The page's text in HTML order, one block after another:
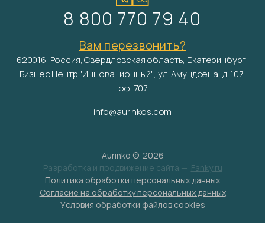
8 800 770 79 40
Вам перезвонить?
620016, Россия, Свердловская область, Екатеринбург,
Бизнес Центр "Инновационный", ул. Амундсена, д. 107,
оф. 707
info@aurinkos.com
Aurinko © 2026
Разработка и продвижение сайта — Fanky.ru
Политика обработки персональных данных
Согласие на обработку персональных данных
Условия обработки файлов cookies